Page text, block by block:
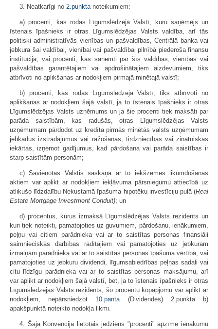
3. Neatkarīgi no 2.punktanoteikumiem:
a) procenti, kas rodas Līgumslēdzējā Valstī, kuru saņēmējs un
īstenais īpašnieks ir otras Līgumslēdzējas Valsts valdība, arī tās
politiski administratīvās vienības un pašvaldības, Centrālā banka vai
jebkura šai valdībai, vienībai vai pašvaldībai pilnībā piederoša finansu
institūcija, vai procenti, kas saņemti par šīs valdības, vienības vai
pašvaldības garantētajiem vai apdrošinātajiem aizdevumiem, tiks
atbrīvoti no aplikšanas ar nodokļiem pirmajā minētajā valstī;
b) procenti, kas rodas Līgumslēdzējā Valstī, tiks atbrīvoti no
aplikšanas ar nodokļiem šajā valstī, ja to īstenais īpašnieks ir otras
Līgumslēdzējas Valsts uzņēmums un ja šie procenti tiek maksāti par
parāda saistībām, kas radušās, otras Līgumslēdzējas Valsts
uzņēmumam pārdodot uz kredīta pirmās minētās valsts uzņēmumam
jebkādus izstrādājumus vai ražošanas, tirdzniecības vai zinātniskas
iekārtas, izņemot gadījumus, kad pārdošana vai parāda saistības ir
starp saistītām personām;
c) Savienotās Valstis saskaņā ar to iekšzemes likumdošanas
aktiem var aplikt ar nodokļiem iekļāvuma pārsniegumu attiecībā uz
atlikušo līdzdalību Nekustamā īpašuma hipotēku investīciju pulā (Real
Estate Mortgage Investment Conduit); un
d) procentus, kurus izmaksā Līgumslēdzējas Valsts rezidents un
kuri tiek noteikti, pamatojoties uz guvumiem, pārdošanu, ienākumiem,
peļņu vai citiem parādnieka vai ar to saistītas personas finansiāli
saimnieciskās darbības rādītājiem vai pamatojoties uz jebkurām
izmaiņām parādnieka vai ar to saistītas personas īpašuma vērtībā, vai
pamatojoties uz jebkuru dividendi, līgumsabiedrības peļņas sadali vai
citu līdzīgu parādnieka vai ar to saistītas personas maksājumu, arī
var aplikt ar nodokļiem šajā valstī, bet, ja to īstenais īpašnieks ir otras
Līgumslēdzējas Valsts rezidents, šo procentu kopapjomu var aplikt ar
nodokļiem, nepārsniedzot 10.panta(Dividendes) 2.punkta b)
apakšpunktā noteikto nodokļa likmi.
4. Šajā Konvencijā lietotais jēdziens "procenti" apzīmē ienākumu